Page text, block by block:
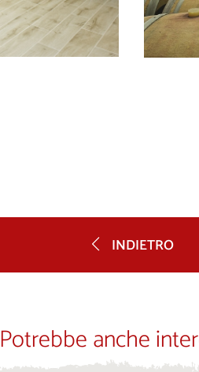
INDIETRO
Potrebbe anche